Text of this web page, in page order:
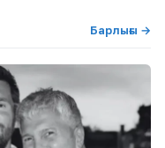
Барлығы →